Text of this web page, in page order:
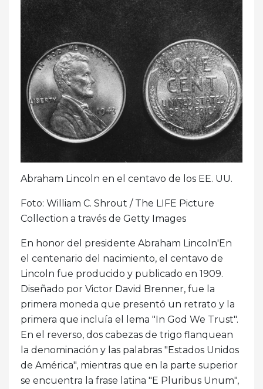
Abraham Lincoln en el centavo de los EE. UU.
Foto: William C. Shrout / The LIFE Picture
Collection a través de Getty Images
En honor del presidente Abraham Lincoln'En
el centenario del nacimiento, el centavo de
Lincoln fue producido y publicado en 1909.
Diseñado por Victor David Brenner, fue la
primera moneda que presentó un retrato y la
primera que incluía el lema "In God We Trust".
En el reverso, dos cabezas de trigo flanquean
la denominación y las palabras "Estados Unidos
de América", mientras que en la parte superior
se encuentra la frase latina "E Pluribus Unum",